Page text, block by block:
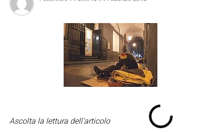
Ascolta la lettura dell'articolo